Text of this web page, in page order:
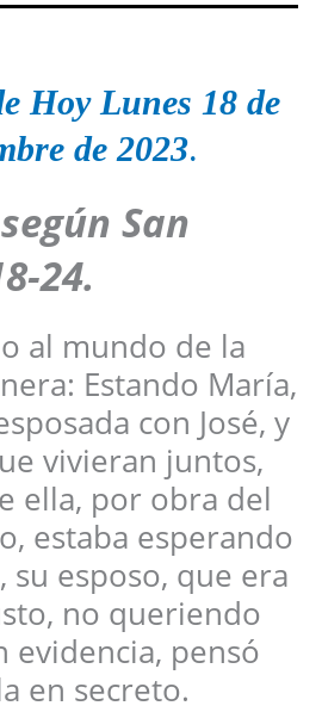
Hoy Lunes 18 de
de 2023.
San
24.
al mundo de la
Estando María,
con José, y
vivieran juntos,
ella, por obra del
estaba esperando
su esposo, que era
no queriendo
evidencia, pensó
en secreto.